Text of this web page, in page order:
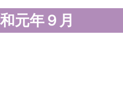
元年９月